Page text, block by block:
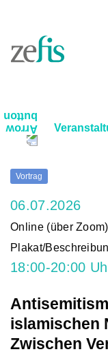
Vortrag
06.07.2026
Online (über
Plakat/
18:00-20:00
islamischen
Zwischen